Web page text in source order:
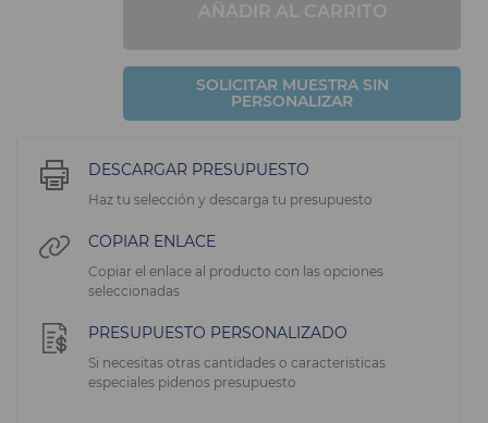
AÑADIR AL CARRITO
SOLICITAR MUESTRA SIN
PERSONALIZAR
DESCARGAR PRESUPUESTO
Haz tu selección y descarga tu presupuesto
COPIAR ENLACE
Copiar el enlace al producto con las opciones
seleccionadas
PRESUPUESTO PERSONALIZADO
Si necesitas otras cantidades o caracteristicas
especiales pidenos presupuesto